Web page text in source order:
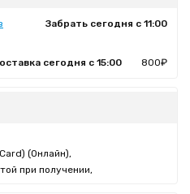
Забрать сегодня с 11:00
сегодня с 15:00 800₽
(Онлайн),
при получении,